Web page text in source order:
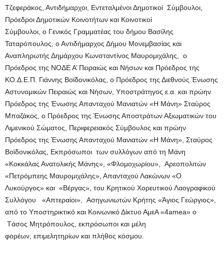
Τζεφεράκος, Αντιδήμαρχοι, Εντεταλμένοι Δημοτικοί Σύμβουλοι,
Πρόεδροι Δημοτικών Κοινοτήτων και Κοινοτικοί
Σύμβουλοι, o Γενικός Γραμματέας του δήμου Βασίλης
Ταταρόπουλος, ο Αντιδήμαρχος Δήμου Μονεμβασίας και
Αναπληρωτής Δημάρχου Κωνσταντίνος Μαυρομιχάλης, ο
Πρόεδρος της ΝΟΔΕ Α’ Πειραιώς και Νήσων και Πρόεδρος της
ΚΟ.Δ.Ε.Π. Γιάννης Βοϊδονικόλας, ο Πρόεδρος της Διεθνούς Ένωσης
Αστυνομικών Πειραιώς και Νήσων, Υποστράτηγος ε.α. και πρώην
Πρόεδρος της Ένωσης Απανταχού Μανιατών «Η Μάνη» Σταύρος
Μπαζάκος, ο Πρόεδρος της Ένωσης Αποστράτων Αξιωματικών του
Λιμενικού Σώματος, Περιφερειακός Σύμβουλος και πρώην
Πρόεδρος της Ένωσης Απανταχού Μανιατών «Η Μάνη», Σταύρος
Βοϊδονικόλας, Εκπρόσωποι των συλλόγων από τη Μάνη
«Κοκκάλας Ανατολικής Μάνης», «Φλομοχωρίου», Αρεοπολιτών
«Πετρόμπεης Μαυρομιχάλης», Απανταχού Λακώνων «Ο
Λυκούργος» και «Βέργας», του Κρητικού Χορευτικού Λαογραφικού
Συλλόγου «Απτεραίοι», Ασηγωνιωτών Κρήτης «Άγιος Γεώργιος»,
από το Υποστηρικτικό και Κοινωνικό Δίκτυο ΑμεΑ «4amea» ο
Tάσος Μητρόπουλος, εκπρόσωποι και μέλη
φορέων, επιμελητηρίων και πλήθος κόσμου.